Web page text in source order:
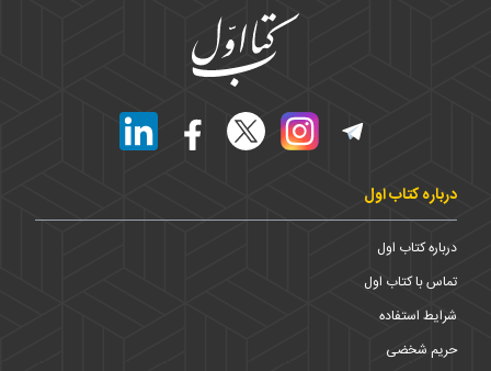
درباره کتاب اول
درباره کتاب اول
تماس با کتاب اول
شرایط استفاده
حریم شخضی